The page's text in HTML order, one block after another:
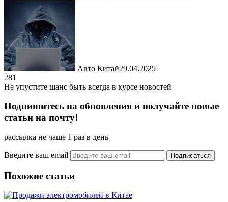
Авто Китай29.04.2025
281
Не упустите шанс быть всегда в курсе новостей
Подпишитесь на обновления и получайте новые
статьи на почту!
рассылка не чаще 1 раз в день
Введите ваш email
Похожие статьи